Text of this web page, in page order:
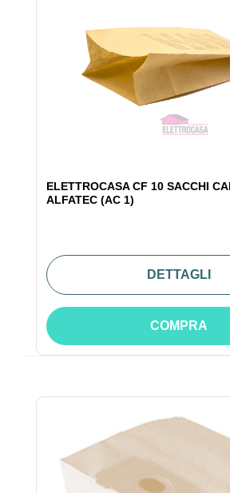
ELETTROCASA CF 10 SACCHI
ALFATEC (AC 1)
DETTAGLI
COMPRA